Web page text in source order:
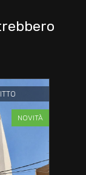
NOVITÀ